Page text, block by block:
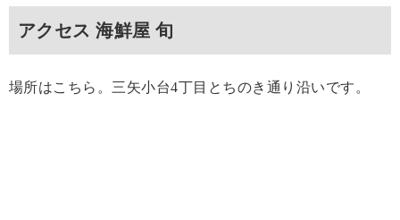
アクセス 海鮮屋 旬
場所はこちら。三矢小台4丁目とちのき通り沿いです。